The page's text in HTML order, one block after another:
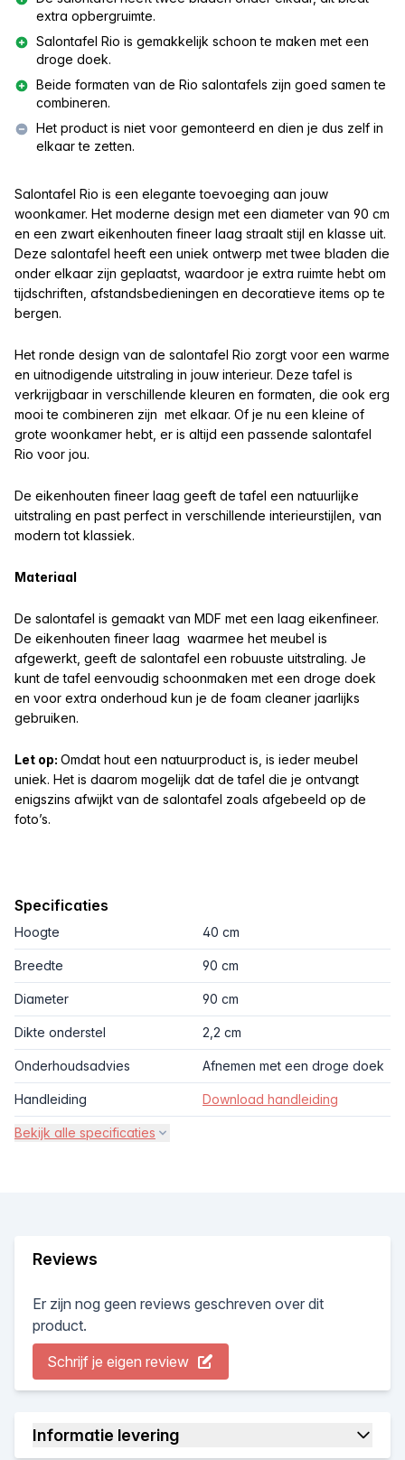
extra opbergruimte.
Salontafel Rio is gemakkelijk schoon te maken met een
droge doek.
Beide formaten van de Rio salontafels zijn goed samen te
combineren.
Het product is niet voor gemonteerd en dien je dus zelf in
elkaar te zetten.
Salontafel Rio is een elegante toevoeging aan jouw
woonkamer. Het moderne design met een diameter van 90 cm
en een zwart eikenhouten fineer laag straalt stijl en klasse uit.
Deze salontafel heeft een uniek ontwerp met twee bladen die
onder elkaar zijn geplaatst, waardoor je extra ruimte hebt om
tijdschriften, afstandsbedieningen en decoratieve items op te
bergen.
Het ronde design van de salontafel Rio zorgt voor een warme
en uitnodigende uitstraling in jouw interieur. Deze tafel is
verkrijgbaar in verschillende kleuren en formaten, die ook erg
mooi te combineren zijn met elkaar. Of je nu een kleine of
grote woonkamer hebt, er is altijd een passende salontafel
Rio voor jou.
De eikenhouten fineer laag geeft de tafel een natuurlijke
uitstraling en past perfect in verschillende interieurstijlen, van
modern tot klassiek.
Materiaal
De salontafel is gemaakt van MDF met een laag eikenfineer.
De eikenhouten fineer laag waarmee het meubel is
afgewerkt, geeft de salontafel een robuuste uitstraling. Je
kunt de tafel eenvoudig schoonmaken met een droge doek
en voor extra onderhoud kun je de foam cleaner jaarlijks
gebruiken.
Let op: Omdat hout een natuurproduct is, is ieder meubel
uniek. Het is daarom mogelijk dat de tafel die je ontvangt
enigszins afwijkt van de salontafel zoals afgebeeld op de
foto’s.
Specificaties
Hoogte 40 cm
Breedte 90 cm
Diameter 90 cm
Dikte onderstel 2,2 cm
Onderhoudsadvies Afnemen met een droge doek
Handleiding Download handleiding
Bekijk alle specificaties
Reviews
Er zijn nog geen reviews geschreven over dit
product.
Schrijf je eigen review
Informatie levering